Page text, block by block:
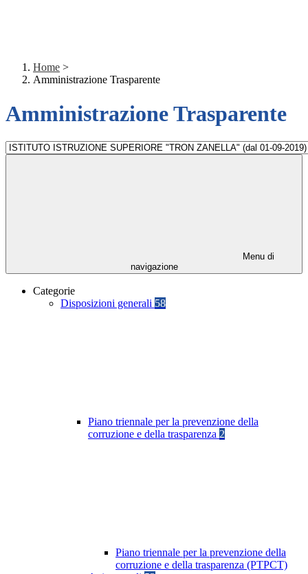
Home >
Amministrazione Trasparente
Amministrazione Trasparente
Menu di
navigazione
Categorie
Disposizioni generali 58
Piano triennale per la prevenzione della
corruzione e della trasparenza 2
Piano triennale per la prevenzione della
corruzione e della trasparenza (PTPCT)